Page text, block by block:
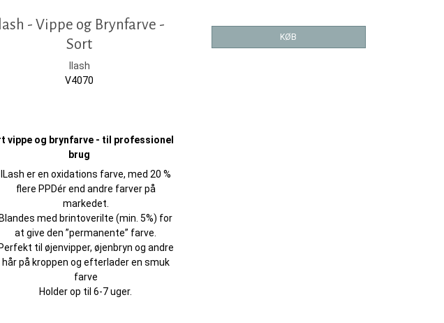
Ilash - Vippe og Brynfarve -
Sort
Ilash
V4070
vippe og brynfarve - til professionel
brug
ILash er en oxidations farve, med 20 %
flere PPDér end andre farver på
markedet.
Blandes med brintoverilte (min. 5%) for
at give den ”permanente” farve.
Perfekt til øjenvipper, øjenbryn og andre
hår på kroppen og efterlader en smuk
farve
Holder op til 6-7 uger.
KØB